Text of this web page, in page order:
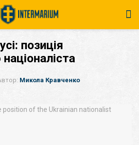
позиція
Микола Кравченко